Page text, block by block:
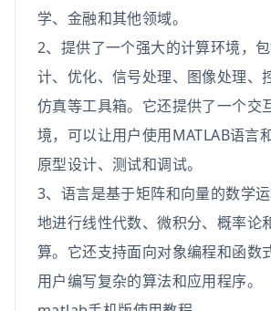
学、金融和其他领域。
2、提供了一个强大的计算环境，
计、优化、信号处理、图像处理、
仿真等工具箱。它还提供了一个交
境，可以让用户使用MATLAB语言
原型设计、测试和调试。
3、语言是基于矩阵和向量的数学
地进行线性代数、微积分、概率论
算。它还支持面向对象编程和函数
用户编写复杂的算法和应用程序。